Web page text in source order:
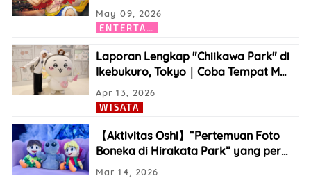
E
NTERTAINMENT
May 09, 2026
Laporan Lengkap "Chiikawa Park" di
Ikebukuro, Tokyo｜Coba Tempat M…
WISATA
Apr 13, 2026
【Aktivitas Oshi】“Pertemuan Foto
Boneka di Hirakata Park” yang per…
Mar 14, 2026